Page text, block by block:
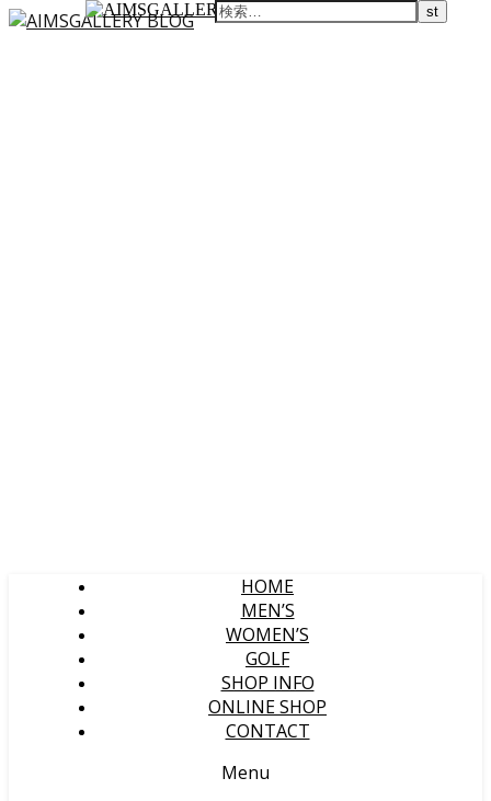
HOME
MEN’S
WOMEN’S
GOLF
SHOP INFO
ONLINE SHOP
CONTACT
Menu